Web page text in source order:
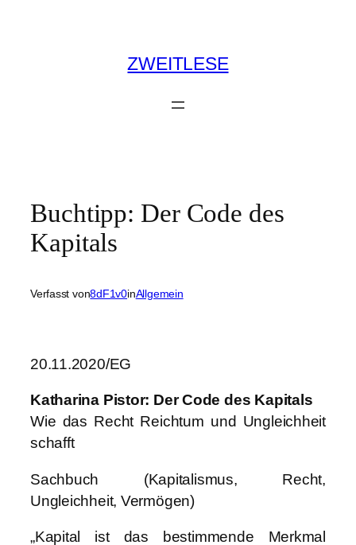
ZWEITLESE
Buchtipp: Der Code des
Kapitals
Verfasst von8dF1v0inAllgemein
20.11.2020/EG
Katharina Pistor: Der Code des Kapitals
Wie das Recht Reichtum und Ungleichheit
schafft
Sachbuch (Kapitalismus, Recht,
Ungleichheit, Vermögen)
„Kapital ist das bestimmende Merkmal